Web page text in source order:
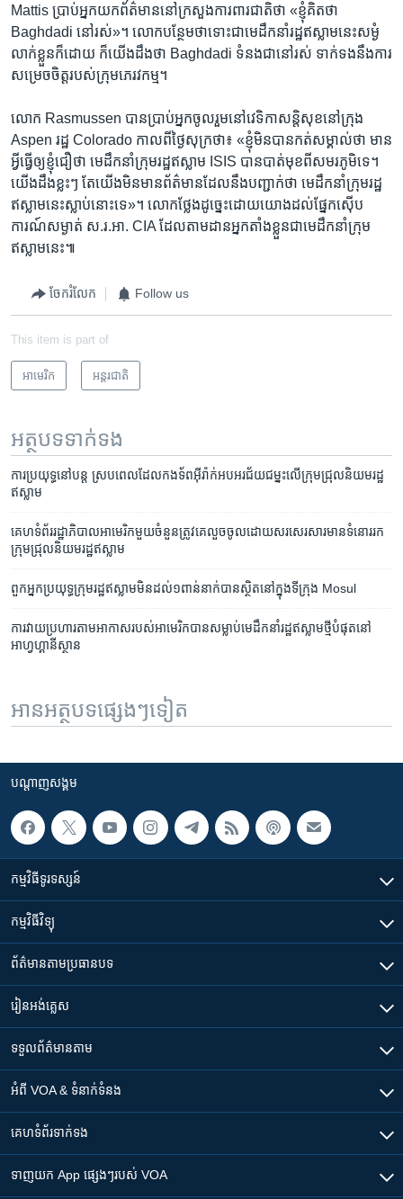
Mattis ប្រាប់​អ្នកយក​ព័ត៌មាន​នៅ​ក្រសួង​ការពារជាតិ​ថា «ខ្ញុំគិត​ថា ​
Baghdadi​ នៅ​រស់»។ លោក​បន្ថែមថា​ទោះជា​មេ​ដឹកនាំ​រដ្ឋឥស្លាម​នេះ​សម្ងំ​
លាក់​ខ្លួន​ក៏ដោយ​ ក៏​យើង​ដឹង​ថា ​Baghdadi ​ទំនង​ជា​នៅ​រស់​ ទាក់​ទង​នឹង​ការ​
សម្រេច​ចិត្ត​របស់​ក្រុម​ភេរវកម្ម។
​លោក​ Rasmussen​ បាន​ប្រាប់​អ្នក​ចូល​រួម​នៅ​វេទិកា​សន្តិសុខ​នៅក្រុង ​
Aspen​ រដ្ឋ ​Colorado​ កាល​ពី​ថ្ងៃ​សុក្រ​ថា៖ «​ខ្ញុំ​មិន​បាន​កត់​សម្គាល់​ថា​ មាន​
អ្វី​ធ្វើ​ឲ្យ​ខ្ញុំ​ជឿ​ថា ​មេដឹក​នាំ​ក្រុម​រដ្ឋ​ឥស្លាម​ ISIS ​បាន​បាត់មុខ​ពី​សមរភូមិ​ទេ។​
យើង​ដឹង​ខ្លះៗ ​តែ​យើង​មិន​មានព័ត៌មាន​ដែល​នឹង​បញ្ជាក់​ថា ​មេ​ដឹក​នាំ​ក្រុមរដ្ឋ​
ឥស្លាម​នេះ​ស្លាប់​នោះ​ទេ»។​ លោក​ថ្លែង​ដូច្នេះ​ដោយ​យោង​ដល់​ផ្នែក​ស៊ើប​
ការណ៍​សម្ងាត់​ ស.រ.អា. CIA ដែល​តាម​ដាន​អ្នក​តាំង​ខ្លួន​ជា​មេដឹកនាំ​ក្រុម​
ឥស្លាម​នេះ៕
ចែករំលែក Follow us
This item is part of
អាមេរិក​ អន្តរជាតិ
អត្ថបទ​ទាក់ទង
ការ​ប្រយុទ្ធ​នៅ​បន្ត ស្រប​ពេល​ដែល​កង​ទ័ព​អ៊ីរ៉ាក់​អបអរ​ជ័យជម្នះ​លើ​ក្រុម​ជ្រុល​និយម​រដ្ឋ​
ឥស្លាម
គេហទំព័រ​រដ្ឋាភិបាល​អាមេរិក​មួយ​ចំនួន​ត្រូវ​គេ​លួច​ចូល​ដោយ​សរសេរ​សារ​មាន​ទំនោរ​រក​
ក្រុម​ជ្រុល​និយម​រដ្ឋ​ឥស្លាម
ពួក​អ្នក​ប្រយុទ្ធ​ក្រុម​រដ្ឋ​ឥស្លាម​​មិនដល់​១​ពាន់​នាក់​បាន​ស្ថិត​នៅ​ក្នុង​ទីក្រុង Mosul
ការ​វាយប្រហារ​តាមអាកាស​របស់​អាមេរិក​បាន​សម្លាប់​មេដឹកនាំ​រដ្ឋឥស្លាម​​ថ្មី​បំផុត​នៅ​
អាហ្វហ្គានីស្ថាន
អានអត្ថបទផ្សេងៗទៀត
បណ្តាញ​សង្គម
កម្មវិធី​ទូរទស្សន៍
កម្មវិធី​វិទ្យុ
ព័ត៌មាន​តាមប្រធានបទ​
រៀន​​អង់គ្លេស
ទទួល​ព័ត៌មាន​តាម
អំពី​ VOA & ទំនាក់ទំនង
គេហទំព័រ​​ទាក់ទង
ទាញយក​ App ផ្សេងៗ​របស់​ VOA